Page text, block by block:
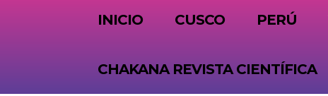
INICIO CUSCO PERÚ
CHAKANA REVISTA CIENTÍFICA